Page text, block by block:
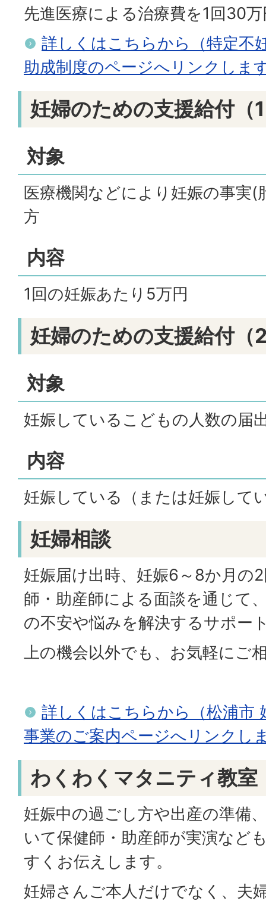
先進医療による治療費を1回30
詳しくはこちらから（特定不
助成制度のページへリンクしま
妊婦のための支援給付（
対象
医療機関などにより妊娠の事実(
方
内容
1回の妊娠あたり5万円
妊婦のための支援給付（
対象
妊娠しているこどもの人数の届
内容
妊娠している（または妊娠して
妊婦相談
妊娠届け出時、妊娠6～8か月の
師・助産師による面談を通じて
の不安や悩みを解決するサポー
上の機会以外でも、お気軽にご
詳しくはこちらから（松浦市
事業のご案内ページへリンクし
わくわくマタニティ教室
妊娠中の過ごし方や出産の準備
いて保健師・助産師が実演など
すくお伝えします。
妊婦さんご本人だけでなく、夫